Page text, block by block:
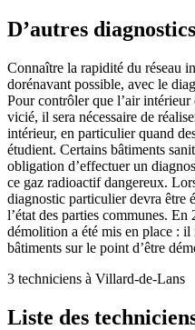
D’autres diagnostics
Connaître la rapidité du réseau
dorénavant possible, avec le
Pour contrôler que l’air intérieur
vicié, il sera nécessaire de
intérieur, en particulier quand
étudient. Certains bâtiments
obligation d’effectuer un
ce gaz radioactif dangereux.
diagnostic particulier devra être
l’état des parties communes.
démolition a été mis en place : il
bâtiments sur le point d’être
3 techniciens à Villard-de-Lans
Liste des